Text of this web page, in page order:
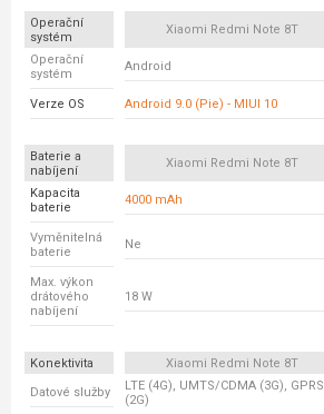
Operační
systém
Xiaomi Redmi Note 8T
Operační
systém
Android
Verze OS Android 9.0 (Pie) - MIUI 10
Baterie a
nabíjení
Xiaomi Redmi Note 8T
Kapacita
baterie
4000 mAh
Vyměnitelná
baterie
Ne
Max. výkon
drátového
nabíjení
18 W
Konektivita Xiaomi Redmi Note 8T
Datové služby
LTE (4G), UMTS/CDMA (3G), GPRS
(2G)